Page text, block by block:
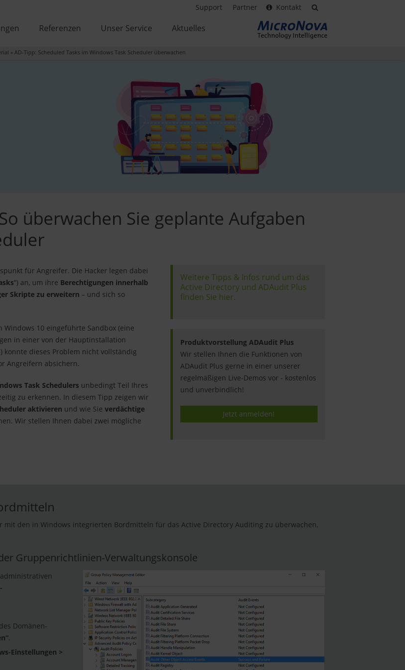
Support Partner Kontakt
Referenzen Unser Service Aktuelles
» AD-Tipp: Scheduled Tasks im Windows Task Scheduler überwachen
überwachen Sie geplante Aufgaben
für Angreifer. Die Hacker legen dabei
“) an, um ihre Berechtigungen innerhalb
Skripte zu erweitern – und sich so
10 eingeführte Sandbox (eine
in einer von der Hauptinstallation
dieses Problem nicht vollständig
Angreifern absichern.
Task Schedulers unbedingt Teil Ihres
zu erkennen. In diesem Tipp zeigen wir
aktivieren und wie Sie verdächtige
Wir stellen Ihnen dabei zwei mögliche
Weitere Tipps & Infos rund um das
Active Directory und ADAudit Plus
finden Sie hier.
Produktvorstellung ADAudit Plus
Wir stellen Ihnen die Funktionen von
ADAudit Plus gerne in einer unserer
regelmäßigen Live-Demos vor - kostenlos
und unverbindlich!
Jetzt anmelden!
mit den in Windows integrierten Bordmitteln für das Active Directory Auditing zu überwachen,
Gruppenrichtlinien-Verwaltungskonsole
Domänen-
.
Einstellungen >